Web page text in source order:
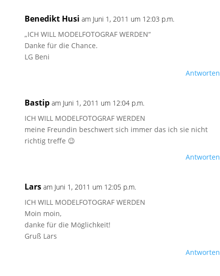
Benedikt Husi am Juni 1, 2011 um 12:03 p.m.
„ICH WILL MODELFOTOGRAF WERDEN“
Danke für die Chance.
LG Beni
Antworten
Bastip am Juni 1, 2011 um 12:04 p.m.
ICH WILL MODELFOTOGRAF WERDEN
meine Freundin beschwert sich immer das ich sie nicht
richtig treffe 😉
Antworten
Lars am Juni 1, 2011 um 12:05 p.m.
ICH WILL MODELFOTOGRAF WERDEN
Moin moin,
danke für die Möglichkeit!
Gruß Lars
Antworten